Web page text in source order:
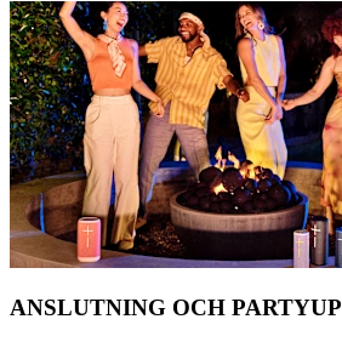
ANSLUTNING OCH PARTYUP